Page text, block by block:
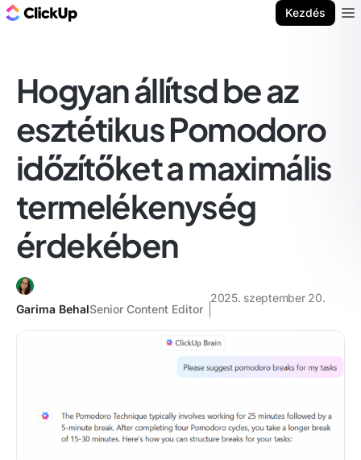
Kezdés
Hogyan állítsd be az
esztétikus Pomodoro
időzítőket a maximális
termelékenység
érdekében
Garima BehalSenior Content Editor
2025. szeptember 20.